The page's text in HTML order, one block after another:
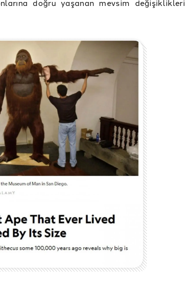
doğru yaşanan mevsim değişiklikleri